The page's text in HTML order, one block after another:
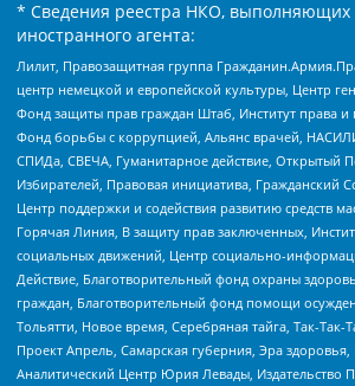
* Сведения реестра НКО, выполняющих
иностранного агента:
Лилит, Правозащитная группа
центр немецкой и европейской культуры, Центр
Фонд защиты прав граждан Штаб, Институт права и
Фонд борьбы с коррупцией, Альянс врачей,
СПИДа, СВЕЧА, Гуманитарное действие, Открытый
Избирателей, Правовая инициатива, Гражданский
Центр поддержки и содействия развитию средств
Горячая Линия, В защиту прав заключенных,
социальных движений, Центр социально-
Действие, Благотворительный фонд охраны
граждан, Благотворительный фонд помощи
Тольятти, Новое время, Серебряная тайга, Так-Так-
Проект Апрель, Самарская губерния, Эра
Аналитический Центр Юрия Левады, Издательство